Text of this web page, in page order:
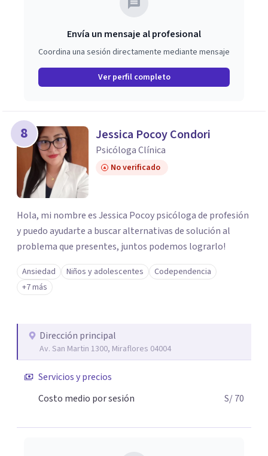
Envía un mensaje al profesional
Coordina una sesión directamente mediante mensaje
Ver perfil completo
8 Jessica Pocoy Condori
Psicóloga Clínica
No verificado
Hola, mi nombre es Jessica Pocoy psicóloga de profesión
y puedo ayudarte a buscar alternativas de solución al
problema que presentes, juntos podemos lograrlo!
Ansiedad Niños y adolescentes
Codependencia
+7 más
Dirección principal
Av. San Martin 1300, Miraflores 04004
Servicios y precios
Costo medio por sesión
S/ 70